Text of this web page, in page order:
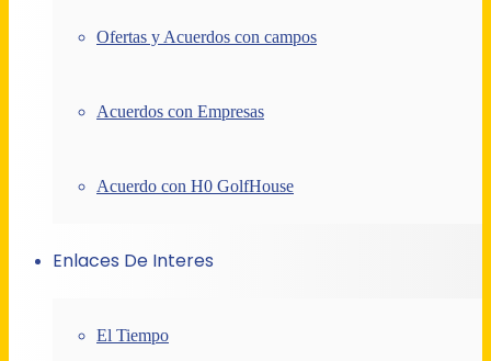
Ofertas y Acuerdos con campos
Acuerdos con Empresas
Acuerdo con H0 GolfHouse
Enlaces De Interes
El Tiempo